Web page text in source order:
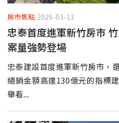
房市焦點 2026-03-13
忠泰首度進軍新竹房市
案量強勢登場
忠泰建設首度進軍新竹房市，
總銷金額高達130億元的指標
舉看...